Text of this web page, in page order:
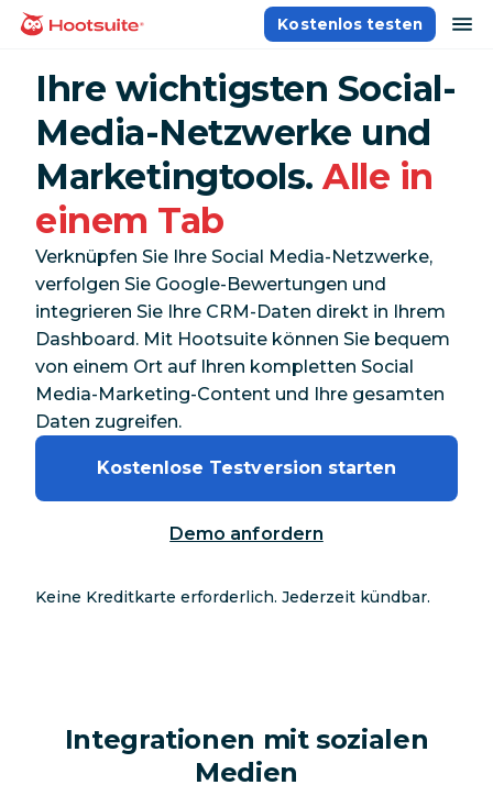
Direkt
zumHomepage
Kostenlos testen
Ihre wichtigsten Social-
Media-Netzwerke und
Marketingtools.Alle in
einem Tab
Verknüpfen Sie Ihre Social Media-Netzwerke,
verfolgen Sie Google-Bewertungen und
integrieren Sie Ihre CRM-Daten direkt in Ihrem
Dashboard. Mit Hootsuite können Sie bequem
von einem Ort auf Ihren kompletten Social
Media-Marketing-Content und Ihre gesamten
Daten zugreifen.
Kostenlose Testversion starten
Demo anfordern
Keine Kreditkarte erforderlich. Jederzeit kündbar.
Integrationen mit sozialen
Medien